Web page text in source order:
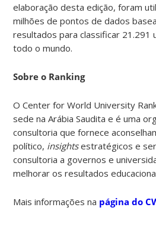
elaboração desta edição, foram
milhões de pontos de dados
resultados para classificar 21.291
todo o mundo.
Sobre o Ranking
O Center for World University
sede na Arábia Saudita e é uma
consultoria que fornece
político, insightsestratégicos e
consultoria a governos e
melhorar os resultados
Mais informações na página do